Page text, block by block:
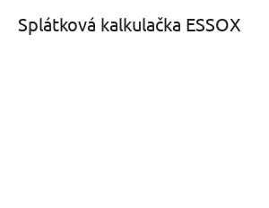
Splátková kalkulačka ESSOX